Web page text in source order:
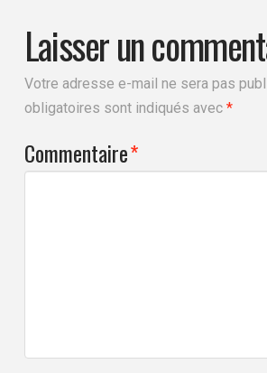
Laisser un
Votre adresse e-mail ne sera pas
obligatoires sont indiqués avec *
Commentaire*